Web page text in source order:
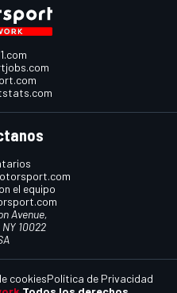
el equipo
Avenue,
10022
cookiesPolítica de Privacidad